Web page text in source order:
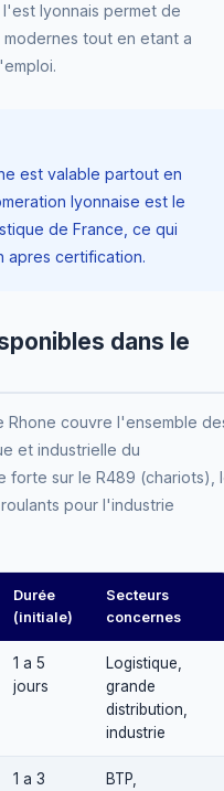
lyonnais permet de
tout en etant a
est valable partout en
lyonnaise est le
de France, ce qui
apres certification.
dans le
Rhone couvre l'ensemble
et industrielle du
forte sur le R489 (chariots),
pour l'industrie
Durée
(initiale)
Secteurs
concernes
1 a 5
jours
Logistique,
grande
distribution,
industrie
1 a 3
BTP,